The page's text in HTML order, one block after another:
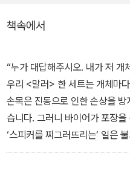
책속에서
“누가 대답해주시오. 내가 저 개
우리 <말러> 한 세트는 개체마
손목은 진동으로 인한 손상을
습니다. 그러니 바이어가 포장
‘스피커를 찌그러뜨리는’ 일은
여, 나는 대화에 참여했습니다.